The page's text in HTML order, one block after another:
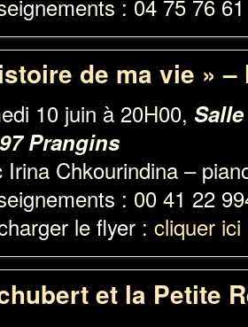
: 04 75 76
de ma vie »
10 juin à 20H00,
Prangins
Irina Chkourindina –
: 00 41 22
le flyer :cliquer ici
et la Petite